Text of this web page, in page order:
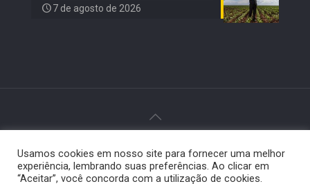
7 de agosto de 2026
© 2024 Paiquerê - Todos os direitos reservados |
Desenvolvido porElemento Visual .
Usamos cookies em nosso site para fornecer uma melhor
experiência, lembrando suas preferências. Ao clicar em
“Aceitar”, você concorda com a utilização de cookies.